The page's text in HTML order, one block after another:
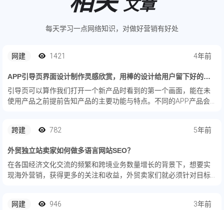
文章
每天学习一点网络知识，对做好营销有好处
网建 1421 4年前
APP引导页界面设计制作灵感欣赏，用棒的设计给用户留下好的印象！（12图）
引导页可以算作我们打开一个新产品时看到的第一个画面，能在未
使用产品之前提前告知产品的主要功能与特点。不同的APP产品会
跨建
782 5年前
外贸独立站卖家如何做多语言网站SEO？
在各国经济文化交流的频繁和跨境业务数量增长的背景下，想要实
现海外营销，获得更多的关注和收益，外贸卖家们就必须针对目标
是远远不...
网建 946 3年前